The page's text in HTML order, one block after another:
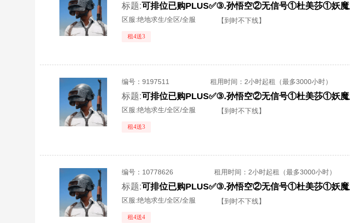
标题:
区服:绝地求生/全区/全服 【到时不下线】
租4送3
编号：9197511 租用时间 ：2小时起租（最多3000小时）
标题:
区服:绝地求生/全区/全服 【到时不下线】
租4送3
编号： 10778626 租用时间 ：2小时起租（最多3000小时）
标题:
区服:绝地求生/全区/全服 【到时不下线】
租4送4